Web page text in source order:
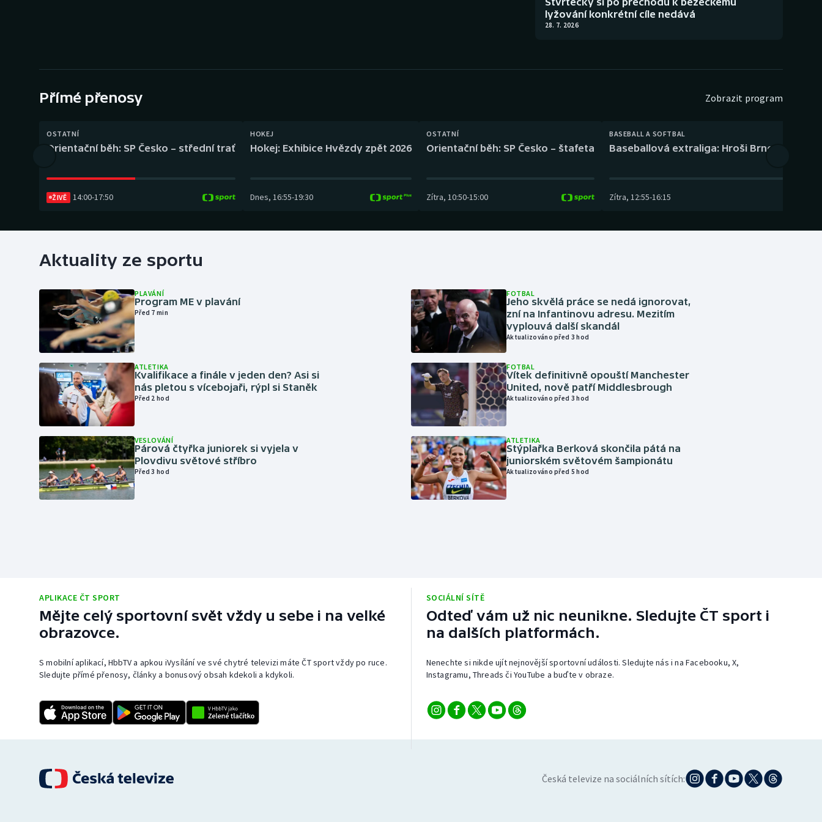
Gymnastika Plážový volejbal
lyžování konkrétní cíle nedává
28. 7. 2026
Přímé přenosy Zobrazit program
OSTATNÍ
Orientační běh: SP Česko – střední trať
ŽIVĚ 14:00-17:50
HOKEJ
Hokej: Exhibice Hvězdy zpět 2026
Dnes, 16:55-19:30
OSTATNÍ
Orientační běh: SP Česko – štafeta
Zítra, 10:50-15:00
BASEBALL A SOFTBAL
Baseballová extraliga: Hroši Brno – Eagles
Zítra, 12:55-16:15
Aktuality ze sportu
PLAVÁNÍ
Program ME v plavání
Před 7 min
ATLETIKA
Kvalifikace a finále v jeden den? Asi si
nás pletou s vícebojaři, rýpl si Staněk
Před 2 hod
VESLOVÁNÍ
Párová čtyřka juniorek si vyjela v
Plovdivu světové stříbro
Před 3 hod
FOTBAL
Jeho skvělá práce se nedá ignorovat,
zní na Infantinovu adresu. Mezitím
vyplouvá další skandál
Aktualizováno před 3 hod
FOTBAL
Vítek definitivně opouští Manchester
United, nově patří Middlesbrough
Aktualizováno před 3 hod
ATLETIKA
Stýplařka Berková skončila pátá na
juniorském světovém šampionátu
Aktualizováno před 5 hod
APLIKACE ČT SPORT
Mějte celý sportovní svět vždy u sebe i na velké
obrazovce.
S mobilní aplikací, HbbTV a apkou iVysílání ve své chytré televizi máte ČT sport vždy po ruce.
Sledujte přímé přenosy, články a bonusový obsah kdekoli a kdykoli.
SOCIÁLNÍ SÍTĚ
Odteď vám už nic neunikne. Sledujte ČT sport i
na dalších platformách.
Nenechte si nikde ujít nejnovější sportovní události. Sledujte nás i na Facebooku, X,
Instagramu, Threads či YouTube a buďte v obraze.
Česká televize na sociálních sítích: